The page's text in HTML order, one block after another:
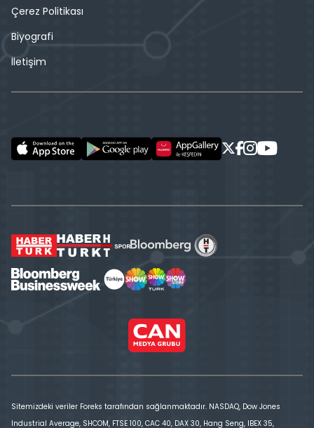
Çerez Politikası
Biyografi
İletişim
Sitemizdeki veriler Foreks tarafından sağlanmaktadır. NASDAQ, Dow Jones
Industrial Average, SHCOM, FTSE 100, CAC 40, DAX 30, Hang Seng, IBEX 35,